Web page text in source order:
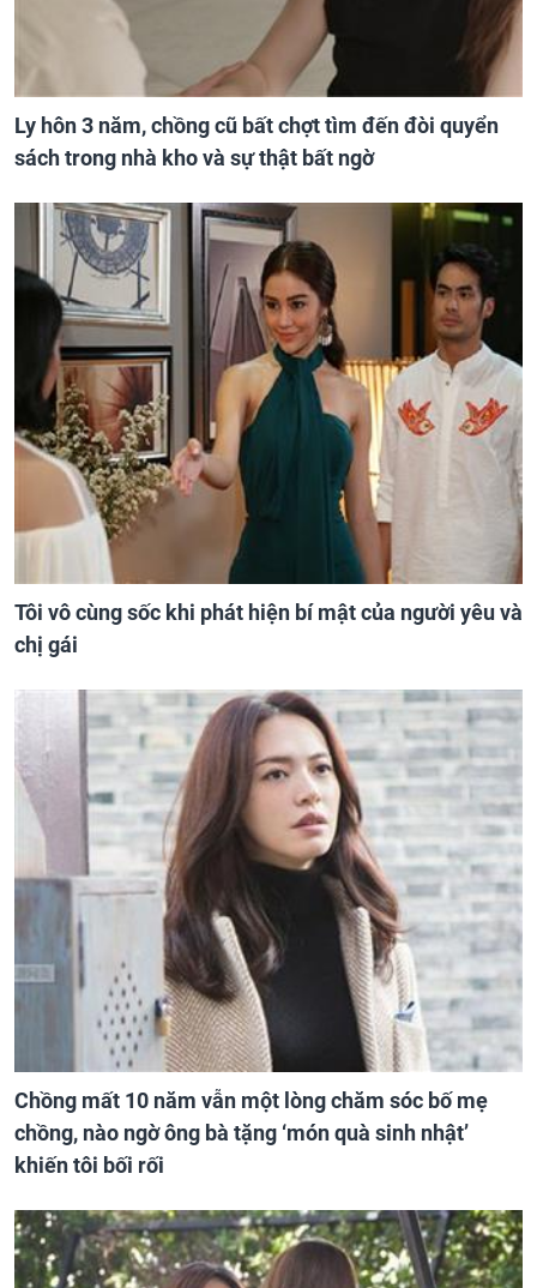
Ly hôn 3 năm, chồng cũ bất chợt tìm đến đòi quyển
sách trong nhà kho và sự thật bất ngờ
Tôi vô cùng sốc khi phát hiện bí mật của người yêu và
chị gái
Chồng mất 10 năm vẫn một lòng chăm sóc bố mẹ
chồng, nào ngờ ông bà tặng ‘món quà sinh nhật’
khiến tôi bối rối